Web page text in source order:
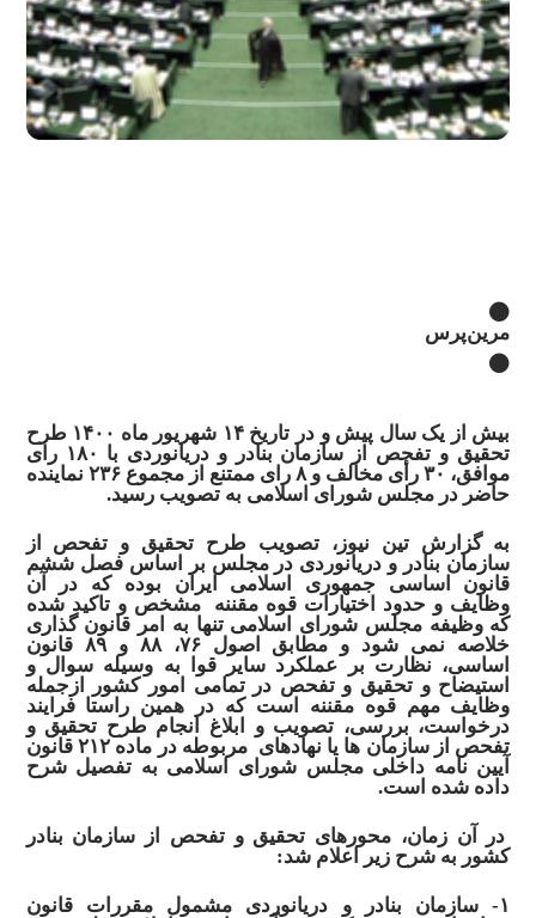
مرین‌پرس
بیش از یک سال پیش و در تاریخ ۱۴ شهریور ماه ۱۴۰۰
طرح
تحقیق و تفحص از سازمان بنادر و دریانوردی
با ۱۸۰ رای
موافق، ۳۰ رأی مخالف و ۸ رای ممتنع از مجموع ۲۳۶ نماینده
حاضر در مجلس شورای اسلامی به تصویب رسید.
به گزارشتین نیوز، تصویب طرح تحقیق و تفحص از
سازمان بنادر و دریانوردی در مجلس بر اساس فصل ششم
قانون اساسی جمهوری اسلامی ایران بوده که در آن
وظایف و حدود اختیارات قوه مقننه مشخص و تاکید شده
که وظیفهمجلس شورای اسلامی تنها به امر قانون گذاری
خلاصه نمی شود و مطابق اصول ۷۶، ۸۸ و ۸۹
قانون
اساسی، نظارت بر عملکرد سایر قوا به وسیله سوال و
استیضاح و تحقیق و تفحص در تمامی امور کشور ازجمله
وظایف مهم قوه مقننه است که در همین راستا فرایند
درخواست، بررسی، تصویب و ابلاغ انجام طرح تحقیق و
تفحص از سازمان ها یا نهادهای مربوطه در ماده ۲۱۲
قانون
آیین نامه داخلیمجلس شورای اسلامی به تفصیل شرح
داده شده است.
در آن زمان، محورهای تحقیق و تفحص از سازمان بنادر
کشور به شرح زیر اعلام شد:
۱- سازمان بنادر و دریانوردی مشمول مقررات قانون